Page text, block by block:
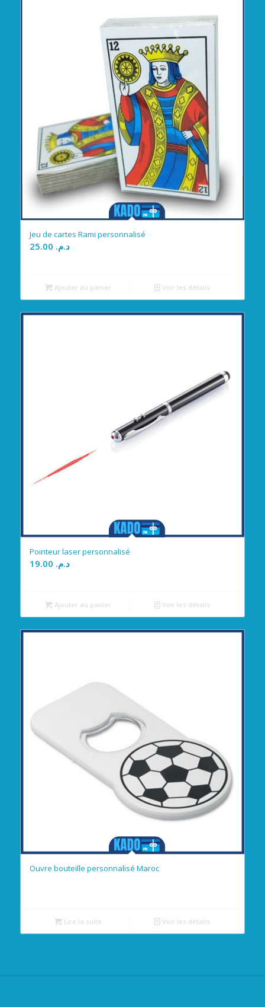
Jeu de cartes Rami personnalisé
د.م.
Ajouter au panier Voir les détails
Pointeur laser personnalisé
د.م.
Ajouter au panier Voir les détails
Ouvre bouteille personnalisé Maroc
Lire la suite Voir les détails